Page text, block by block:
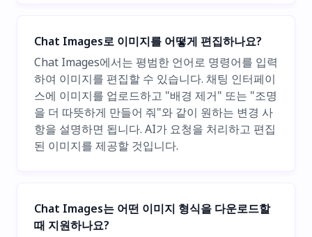
Chat Images로 이미지를 어떻게 편집하나요?
Chat Images에서는 평범한 언어로 명령어를 입력
하여 이미지를 편집할 수 있습니다. 채팅 인터페이
스에 이미지를 업로드하고 "배경 제거" 또는 "조명
을 더 따뜻하게 만들어 줘"와 같이 원하는 변경 사
항을 설명하면 됩니다. AI가 요청을 처리하고 편집
된 이미지를 제공할 것입니다.
Chat Images는 어떤 이미지 형식을 다운로드할
때 지원하나요?